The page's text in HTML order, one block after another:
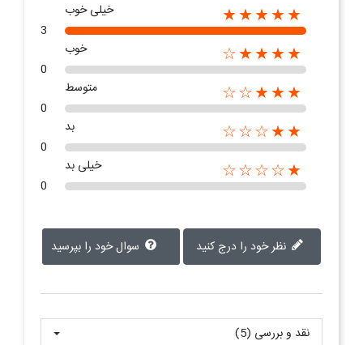
★★★★★
خیلی خوب
3
★★★★☆
خوب
0
★★★☆☆
متوسط
0
★★☆☆☆
بد
0
★☆☆☆☆
خیلی بد
0
سوال خود را بپرسید
نقد و بررسی‌‌ (5)